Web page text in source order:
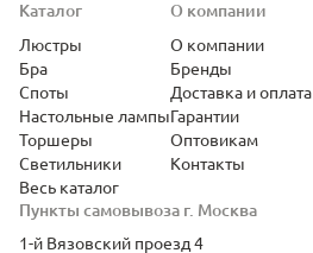
Пункты самовывоза г. Москва
1-й Вязовский проезд 4
Каталог
Люстры
Бра
Споты
Настольные лампы
Торшеры
Светильники
Весь каталог
О компании
О компании
Бренды
Доставка и оплата
Гарантии
Оптовикам
Контакты